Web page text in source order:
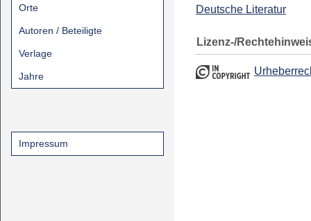
Orte
Autoren / Beteiligte
Verlage
Jahre
Impressum
Deutsche Literatur
Lizenz-/